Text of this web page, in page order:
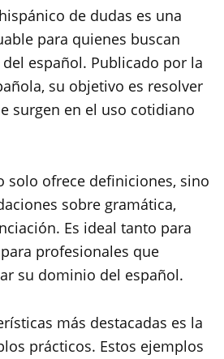
de dudas es una
para quienes buscan
español. Publicado por la
su objetivo es resolver
surgen en el uso cotidiano
solo ofrece definiciones, sino
sobre gramática,
Es ideal tanto para
profesionales que
su dominio del español.
más destacadas es la
prácticos. Estos ejemplos